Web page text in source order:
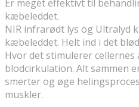
Er meget effektivt til
kæbeleddet.
NIR infrarødt lys og Ultralyd
kæbeleddet. Helt ind i det
Hvor det stimulerer
blodcirkulation. Alt sammen
smerter og øge
muskler.